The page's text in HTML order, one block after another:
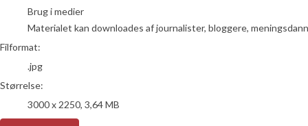
Brug i medier
Materialet kan downloades af journalister, bloggere,
Filformat:
.jpg
Størrelse:
3000 x 2250, 3,64 MB